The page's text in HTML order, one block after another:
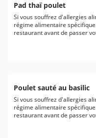
Pad thaï poulet
Si vous souffrez d'allergies
régime alimentaire
restaurant avant de passer
Poulet sauté au basilic
Si vous souffrez d'allergies
régime alimentaire
restaurant avant de passer